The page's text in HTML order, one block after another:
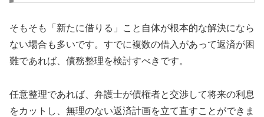
そもそも「新たに借りる」こと自体が根本的な解決になら
ない場合も多いです。すでに複数の借入があって返済が困
難であれば、債務整理を検討すべきです。
任意整理であれば、弁護士が債権者と交渉して将来の利息
をカットし、無理のない返済計画を立て直すことができま